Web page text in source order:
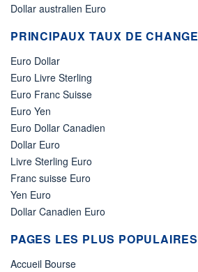
Dollar australien Euro
PRINCIPAUX TAUX DE CHANGE
Euro Dollar
Euro Livre Sterling
Euro Franc Suisse
Euro Yen
Euro Dollar Canadien
Dollar Euro
Livre Sterling Euro
Franc suisse Euro
Yen Euro
Dollar Canadien Euro
PAGES LES PLUS POPULAIRES
Accueil Bourse